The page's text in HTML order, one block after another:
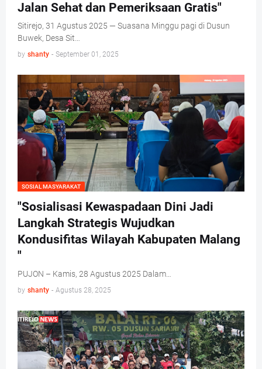
Jalan Sehat dan Pemeriksaan Gratis"
Sitirejo, 31 Agustus 2025 — Suasana Minggu pagi di Dusun
Buwek, Desa Sit…
by shanty - September 01, 2025
SOSIAL MASYARAKAT
"Sosialisasi Kewaspadaan Dini Jadi
Langkah Strategis Wujudkan
Kondusifitas Wilayah Kabupaten Malang
"
PUJON – Kamis, 28 Agustus 2025 Dalam…
by shanty - Agustus 28, 2025